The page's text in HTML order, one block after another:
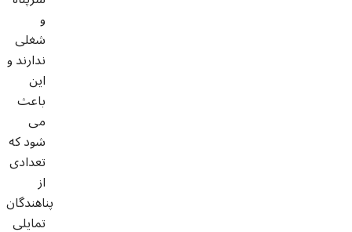
و
شغلی
ندارند و
این
باعث
می
شود که
تعدادی
از
پناهندگان
تمایلی